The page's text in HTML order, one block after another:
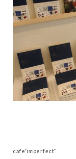
cafe”imperfect”